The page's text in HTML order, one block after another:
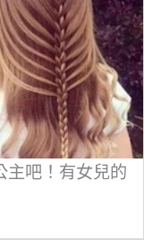
主吧！有女兒的